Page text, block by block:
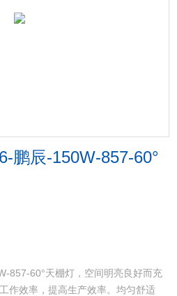
鹏辰-150W-857-60°
857-60°天棚灯，空间明亮良好而充
作效率，提高生产效率。均匀舒适